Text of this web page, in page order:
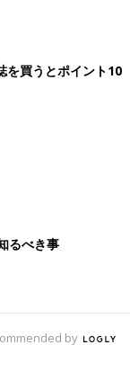
悪さに不安な
ごすほかの子ど
していました。
もあったので、
を買うとポイント10
るべき事
by